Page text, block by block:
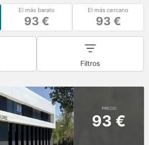
El más barato
93 €
El más cercano
93 €
Filtros
PRECIO
93 €